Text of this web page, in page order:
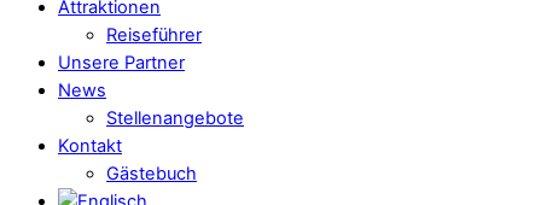
Attraktionen
Reiseführer
Unsere Partner
News
Stellenangebote
Kontakt
Gästebuch